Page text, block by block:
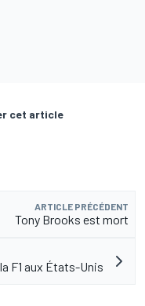
cet article
ARTICLE PRÉCÉDENT
Tony Brooks est mort
F1 aux États-Unis